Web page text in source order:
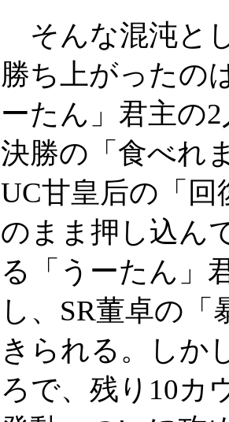
そんな混沌と
勝ち上がったの
ーたん」君主の
決勝の「食べれ
UC甘皇后の「
のまま押し込ん
る「うーたん」
し、SR董卓の
きられる。しか
ろで、残り10カ